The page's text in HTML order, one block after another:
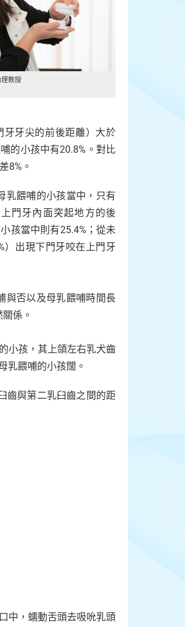
教授
牙牙尖的前後距離）大於
的小孩中有20.8%。對比
8%。
乳餵哺的小孩當中，只有
門牙內面突起地方的後
孩當中則有25.4%；從未
）出現下門牙咬在上門牙
與否以及母乳餵哺時間長
係。
小孩，其上頜左右乳犬齒
乳餵哺的小孩闊。
齒與第二乳臼齒之間的距
中，蠕動舌頭去吸吮乳頭